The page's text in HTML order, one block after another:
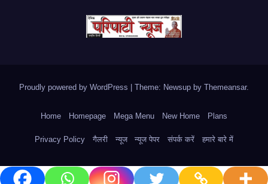
Proudly powered by WordPress Theme: Newsup by Themeansar.
Home Homepage Mega Menu New Home Plans
Privacy Policy गैलरी न्यूज न्यूज पेपर संपर्क करें हमारे बारे में